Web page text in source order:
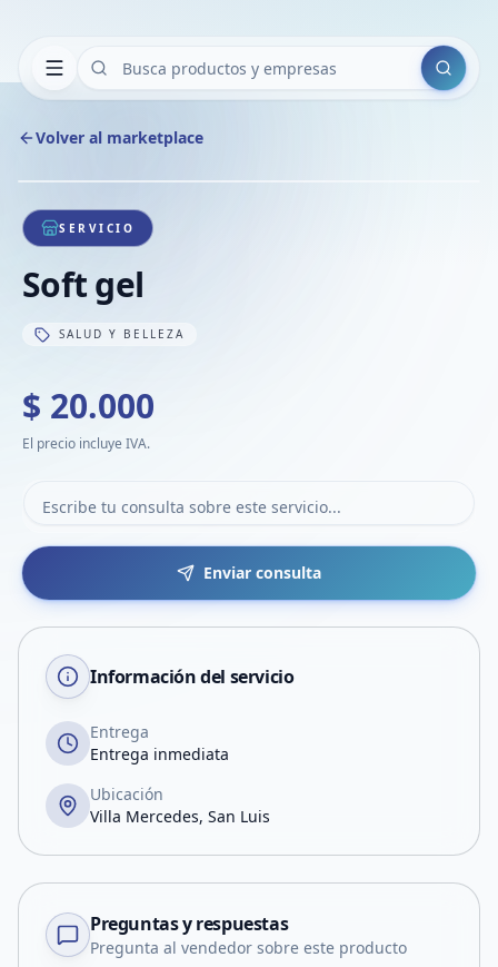
Buscar
Volver al marketplace
1/1
SERVICIO
Soft gel
SALUD Y BELLEZA
$ 20.000
El precio incluye IVA.
Enviar consulta
Información del servicio
Entrega
Entrega inmediata
Ubicación
Villa Mercedes, San Luis
Preguntas y respuestas
Pregunta al vendedor sobre este producto